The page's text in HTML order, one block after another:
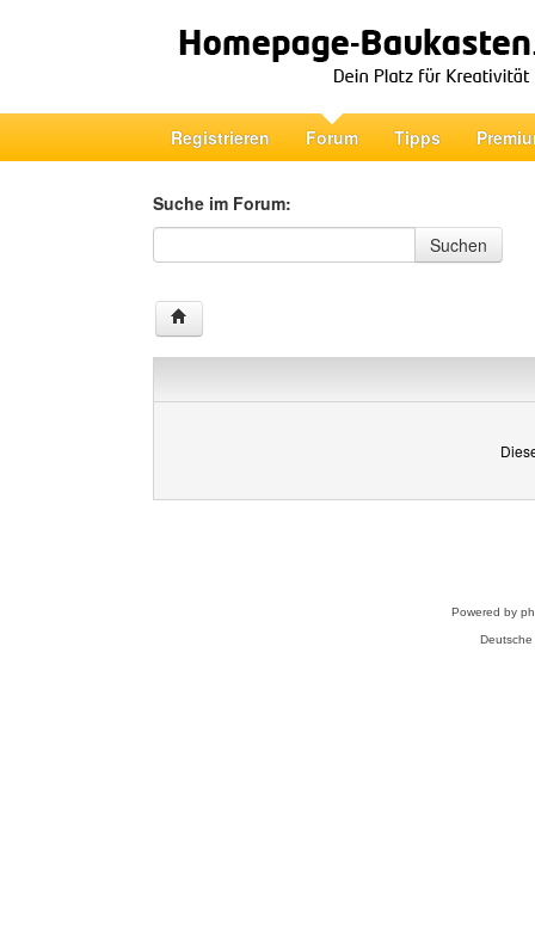
Registrieren Forum Tipps
Suche im Forum:
Suche im Forum
Suchen
Powered by